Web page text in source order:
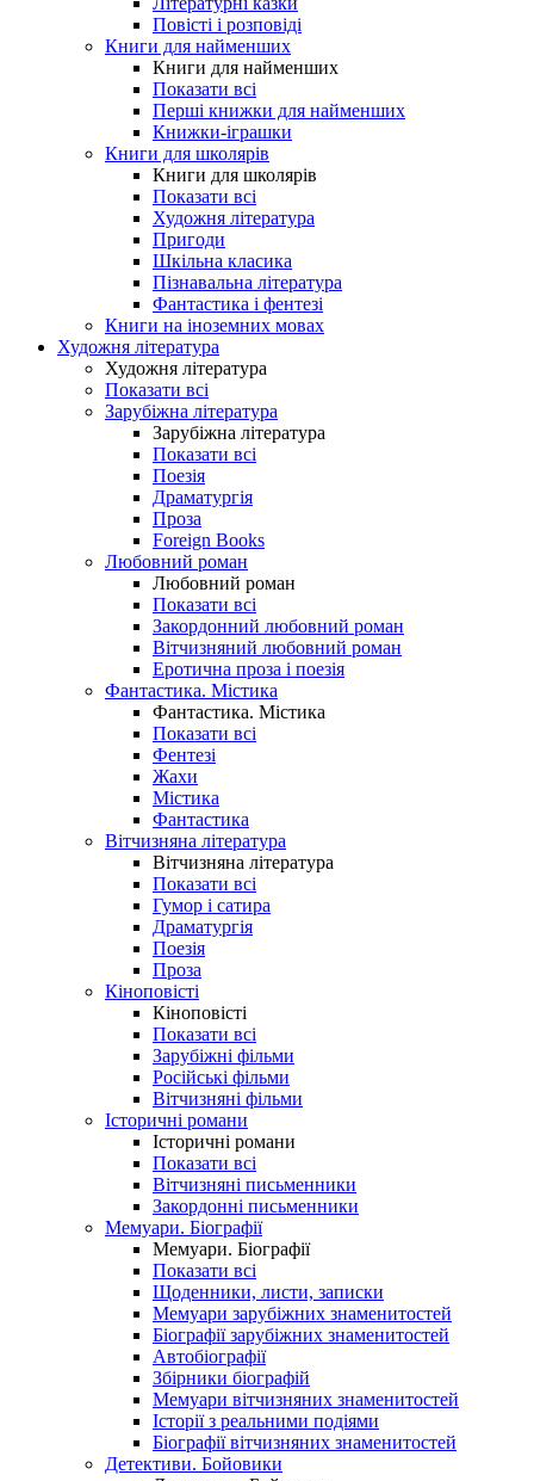
Повісті і розповіді
Книги для найменших
Книги для найменших
Показати всі
Перші книжки для найменших
Книжки-іграшки
Книги для школярів
Книги для школярів
Показати всі
Художня література
Пригоди
Шкільна класика
Пізнавальна література
Фантастика і фентезі
Книги на іноземних мовах
Художня література
Художня література
Показати всі
Зарубіжна література
Зарубіжна література
Показати всі
Поезія
Драматургія
Проза
Foreign Books
Любовний роман
Любовний роман
Показати всі
Закордонний любовний роман
Вітчизняний любовний роман
Еротична проза і поезія
Фантастика. Містика
Фантастика. Містика
Показати всі
Фентезі
Жахи
Містика
Фантастика
Вітчизняна література
Вітчизняна література
Показати всі
Гумор і сатира
Драматургія
Поезія
Проза
Кіноповісті
Кіноповісті
Показати всі
Зарубіжні фільми
Російські фільми
Вітчизняні фільми
Історичні романи
Історичні романи
Показати всі
Вітчизняні письменники
Закордонні письменники
Мемуари. Біографії
Мемуари. Біографії
Показати всі
Щоденники, листи, записки
Мемуари зарубіжних знаменитостей
Біографії зарубіжних знаменитостей
Автобіографії
Збірники біографій
Мемуари вітчизняних знаменитостей
Історії з реальними подіями
Біографії вітчизняних знаменитостей
Детективи. Бойовики